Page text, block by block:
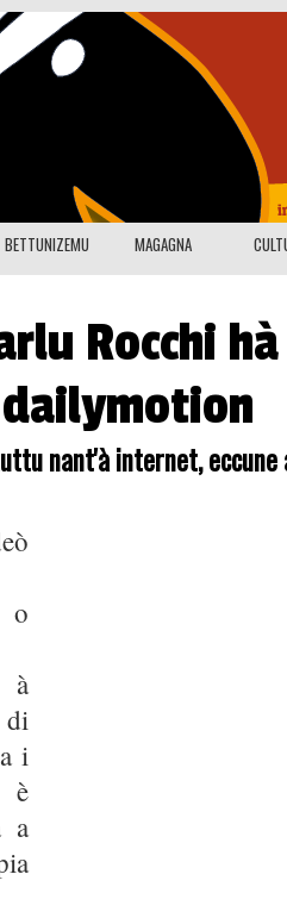
BETTUNIZEMU MAGAGNA
Rocchi
nant'à internet, eccune
o
à
i
è
a